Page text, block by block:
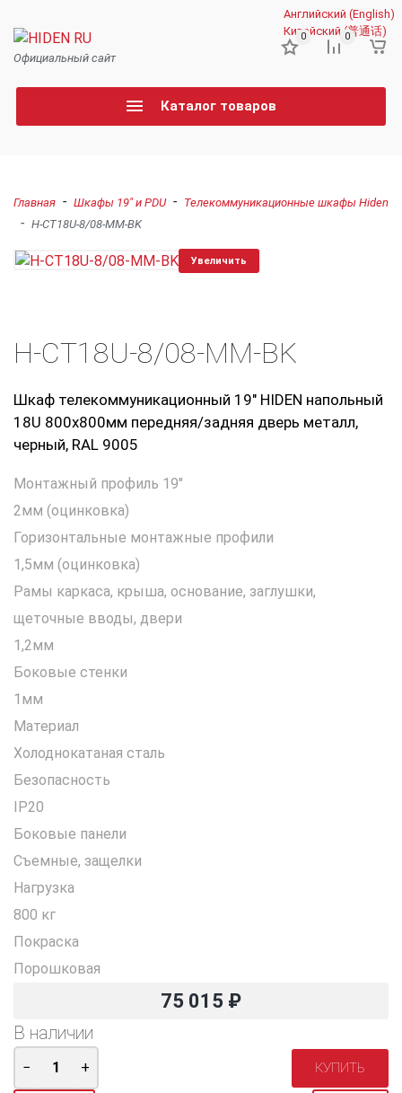
Английский (English)
Китайский (普通话)
Официальный сайт
Каталог товаров
0 0
Главная - Шкафы 19" и PDU - Телекоммуникационные шкафы Hiden
- H-CT18U-8/08-MM-BK
Увеличить
H-CT18U-8/08-MM-BK
Шкаф телекоммуникационный 19" HIDEN напольный
18U 800х800мм передняя/задняя дверь металл,
черный, RAL 9005
Монтажный профиль 19"
2мм (оцинковка)
Горизонтальные монтажные профили
1,5мм (оцинковка)
Рамы каркаса, крыша, основание, заглушки,
щеточные вводы, двери
1,2мм
Боковые стенки
1мм
Материал
Холоднокатаная сталь
Безопасность
IP20
Боковые панели
Съемные, защелки
Нагрузка
800 кг
Покраска
Порошковая
75 015 ₽
В наличии